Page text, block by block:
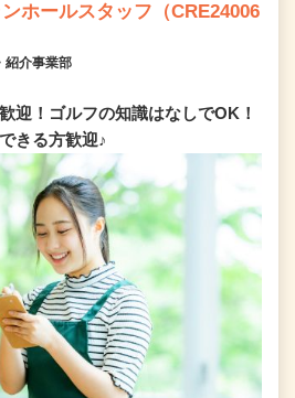
ホールスタッフ（CRE24006
介事業部
迎！ゴルフの知識はなしでOK！
きる方歓迎♪